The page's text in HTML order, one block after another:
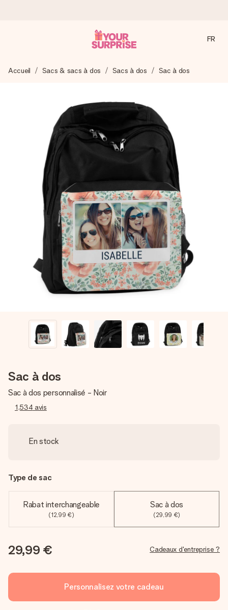
Nous préparons votre cadeau avec attention et l’envoyons
4,8 (sur la base de +15 000 avis)
Nos cadeaux sont appréciés. Les clients nous attribuent
une note de 4,8 sur Google Reviews (total de tous les
pays où nous sommes présents).
Carte de vœux gratuite
Créez quelque chose d’unique en quelques étapes – avec
son prénom, votre photo ou un message qui touche le cœur.
Sans complications, juste tout l’amour pour le moment idéal.
FR
Accueil Sacs & sacs à dos Sacs à dos Sac à dos
Sac à dos
Sac à dos personnalisé - Noir
1,534 avis
En stock
Type de sac
Rabat interchangeable
(12,99 €)
Sac à dos
(29,99 €)
29,99 € Cadeaux d'entreprise ?
Personnalisez votre cadeau